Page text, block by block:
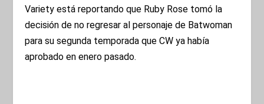
Variety está reportando que Ruby Rose tomó la
decisión de no regresar al personaje de Batwoman
para su segunda temporada que CW ya había
aprobado en enero pasado.